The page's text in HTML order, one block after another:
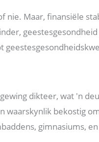
nie. Maar, finansiële
dikteer, wat 'n
waarskynlik bekostig
gimnasiums,